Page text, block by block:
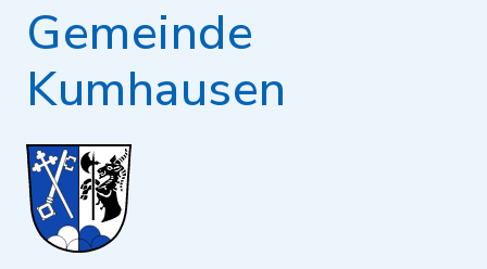
Gemeinde
Kumhausen